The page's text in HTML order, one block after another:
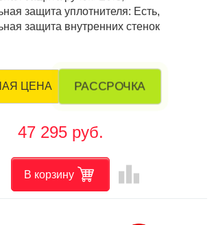
защита уплотнителя: Есть,
защита внутренних стенок
ЦЕНА РАССРОЧКА
47 295 руб.
В корзину leaderboard